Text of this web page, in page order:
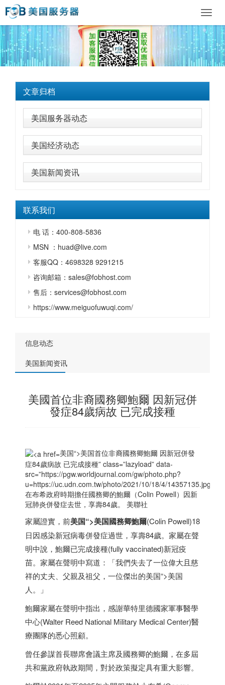
文章归档
美国服务器动态
美国经济动态
美国新闻资讯
联系我们
电 话：400-808-5836
MSN ：huad@live.com
客服QQ：4698328 9291215
咨询邮箱：sales@fobhost.com
售后：services@fobhost.com
https://www.meiguofuwuqi.com/
信息动态
美国新闻资讯
美國首位非裔國務卿鮑爾 因新冠併
發症84歲病故 已完成接種
美国“>美国首位非裔國務卿鮑爾 因新冠併發
症84歲病故 已完成接種” class=”lazyload” data-
src=”https://pgw.worldjournal.com/gw/photo.php?
u=https://uc.udn.com.tw/photo/2021/10/18/4/
在布希政府時期擔任國務卿的鮑爾（Colin Powell）因新
冠肺炎併發症去世，享壽84歲。 美聯社
家屬證實，前美国“>美国國務卿鮑爾(Colin Powell)18
日因感染新冠病毒併發症過世，享壽84歲。家屬在聲
明中說，鮑爾已完成接種(fully vaccinated)新冠疫
苗。家屬在聲明中寫道：「我們失去了一位偉大且慈
祥的丈夫、父親及祖父，一位傑出的美国“>美国
人。」
鮑爾家屬在聲明中指出，感謝華特里德國家軍事醫學
中心(Walter Reed National Military Medical Center)醫
療團隊的悉心照顧。
曾任參謀首長聯席會議主席及國務卿的鮑爾，在多屆
共和黨政府執政期間，對於政策擬定具有重大影響。